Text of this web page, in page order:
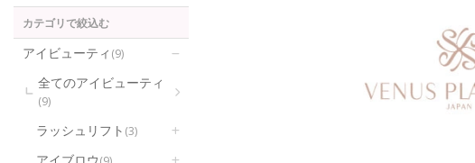
カテゴリで絞込む
アイビューティ (9)
全てのアイビューティ
(9)
ラッシュリフト (3)